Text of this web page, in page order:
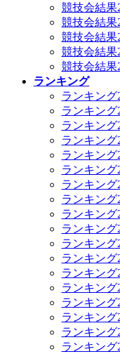
競技会結果
競技会結果
競技会結果
競技会結果
競技会結果
ランキング
ランキング
ランキング
ランキング
ランキング
ランキング
ランキング
ランキング
ランキング
ランキング
ランキング
ランキング
ランキング
ランキング
ランキング
ランキング
ランキング
ランキング
ランキング